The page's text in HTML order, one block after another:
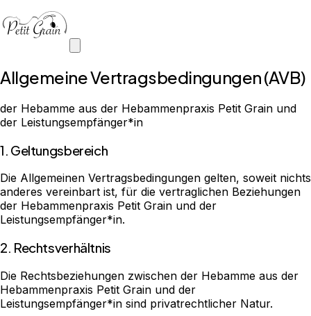
Allgemeine Vertragsbedingungen (AVB)
der Hebamme aus der Hebammenpraxis Petit Grain und
der Leistungsempfänger*in
1. Geltungsbereich
Die Allgemeinen Vertragsbedingungen gelten, soweit nichts
anderes vereinbart ist, für die vertraglichen Beziehungen
der Hebammenpraxis Petit Grain und der
Leistungsempfänger*in.
2. Rechtsverhältnis
Die Rechtsbeziehungen zwischen der Hebamme aus der
Hebammenpraxis Petit Grain und der
Leistungsempfänger*in sind privatrechtlicher Natur.